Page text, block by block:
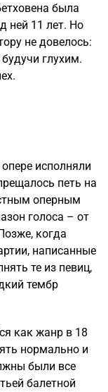
была
ней 11 лет. Но
не довелось:
глухим.
исполняли
петь на
оперным
голоса – от
когда
написанные
те из певиц,
тембр
как жанр в 18
нормально и
были все
балетной